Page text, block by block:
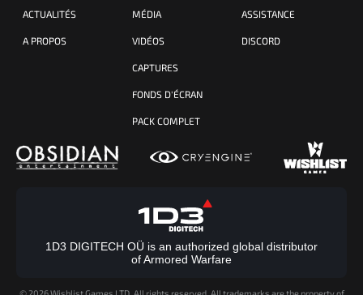
ACTUALITÉS
A PROPOS
MÉDIA
VIDÉOS
CAPTURES
FONDS D'ÉCRAN
PACK COMPLET
ASSISTANCE
DISCORD
1D3 DIGITECH OÜ is an authorized global distributor
of Armored Warfare
© 2026 Wishlist Games LTD. All rights reserved. All trademarks are the property of